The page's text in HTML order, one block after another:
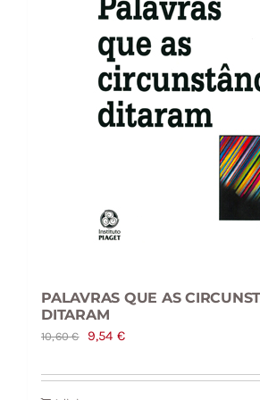
PALAVRAS QUE AS
DITARAM
10,60€
O
original
9,54 €O
atual